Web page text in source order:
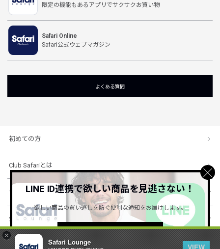
×
Safari Lounge
VIEW
限定の機能もあるアプリでサクサクお買い物
Safari Online
Safari公式ウェブマガジン
よくある質問
初めての方
Club Safariとは
ショッピングガイド
会社概要・規約
LINE ID連携で欲しい商品を見逃さない！
欲しい商品の買い逃しを防ぐ便利な通知をお届けします。
詳しくはこちら ＞